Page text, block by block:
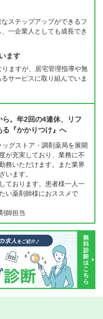
ステップアップができるフ
一企業人としても成長でき
ます
ますが、居宅管理指導や無
サービスに取り組んでいま
。年2回の4連休、リフ
る『かかりつけ』へ
グストア・調剤薬局を展開
が充実しており、業務に不
務いただけます。また業界
います。
ております。患者様一人一
い薬剤師様におススメで
師担当